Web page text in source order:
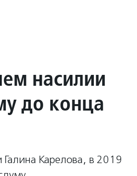
насилии
до конца
Карелова, в 2019